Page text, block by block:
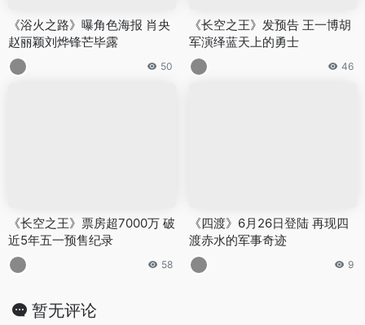
《浴火之路》曝角色海报 肖央
赵丽颖刘烨锋芒毕露
50
《长空之王》发预告 王一博胡
军演绎蓝天上的勇士
46
《长空之王》票房超7000万 破
近5年五一预售纪录
58
《四渡》6月26日登陆 再现四
渡赤水的军事奇迹
9
暂无评论